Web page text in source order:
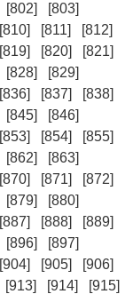
[802]
[803]
[810] [811]
[812]
[819] [820]
[821]
[828]
[829]
[836] [837]
[838]
[845]
[846]
[853] [854]
[855]
[862]
[863]
[870] [871]
[872]
[879]
[880]
[887] [888]
[889]
[896]
[897]
[904] [905]
[906]
[913] [914] [915]